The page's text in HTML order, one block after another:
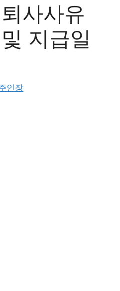
사사유
지급일
인장